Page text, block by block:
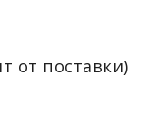
от поставки)